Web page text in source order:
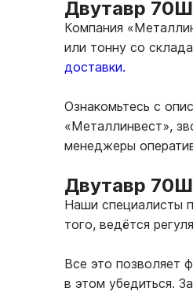
Двутавр
Компания
или тонну со
доставки.
Ознакомьтесь с
«Металлинвест»,
менеджеры
Двутавр
Наши специалисты
того, ведётся
Все это позволяет
в этом убедиться.